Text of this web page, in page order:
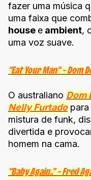
fazer uma música
uma faixa que
house e ambient,
uma voz suave.
“Eat Your Man” – Dom
O australiano Dom
Nelly Furtado
mistura de funk,
divertida e
homem na cama.
“Baby Again..” – Fred